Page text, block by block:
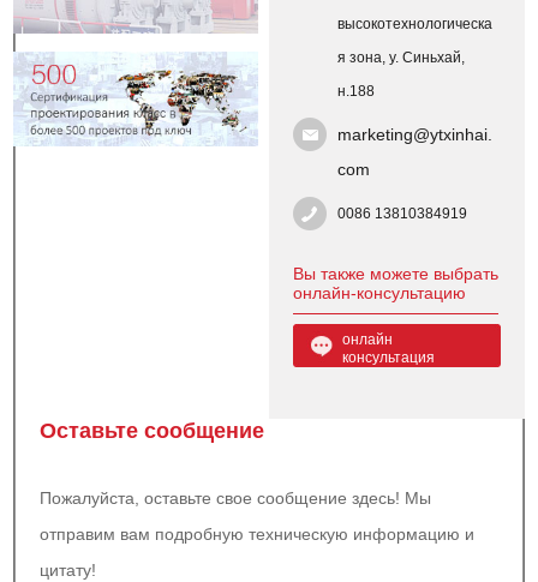
высокотехнологическа
я зона, у. Синьхай,
н.188
marketing@ytxinhai.
com
0086 13810384919
Вы также можете выбрать
онлайн-консультацию
онлайн
консультация
Оставьте сообщение
Пожалуйста, оставьте свое сообщение здесь! Мы
отправим вам подробную техническую информацию и
цитату!